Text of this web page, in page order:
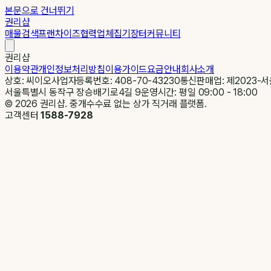
본문으로 건너뛰기
권리샵
매물검색프랜차이즈협력업체집기장터커뮤니티
권리샵
이용약관개인정보처리방침이용가이드요금안내회사소개
상호: 씨이오사업자등록번호: 408-70-43230통신판매업: 제2023-
서울특별시 동작구 장승배기로4길 9운영시간: 평일 09:00 - 18:00
© 2026 권리샵. 중개수수료 없는 상가 직거래 플랫폼.
고객센터1588-7928